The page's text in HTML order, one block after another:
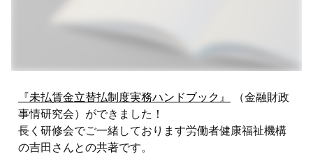
『未払賃金立替払制度実務ハンドブック』
（金融財政
事情研究会）ができました！
長く研修会でご一緒しております労働者健康福祉機構
の吉田さんとの共著です。